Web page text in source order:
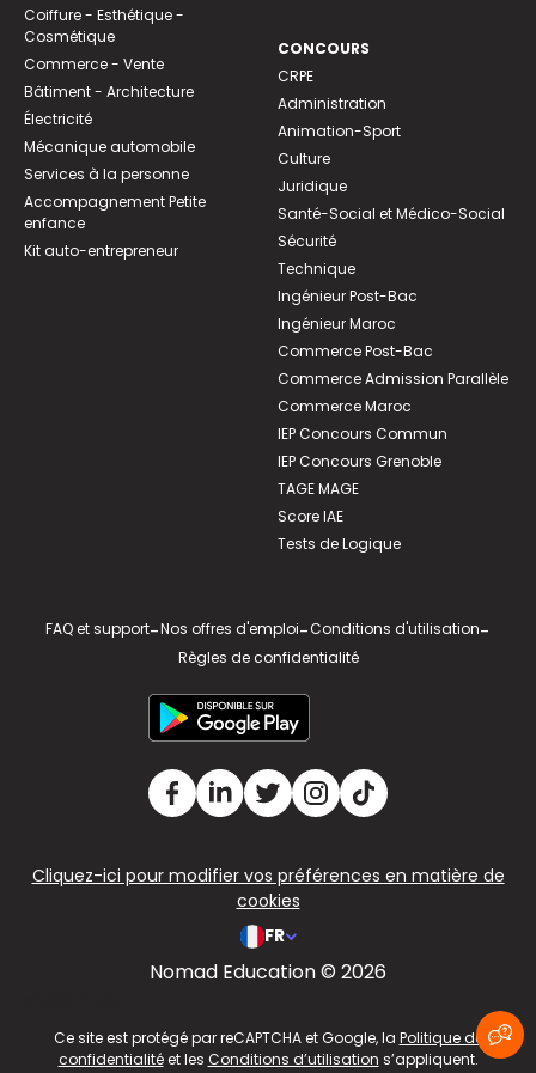
Coiffure - Esthétique -
Cosmétique
Commerce - Vente
Bâtiment - Architecture
Électricité
Mécanique automobile
Services à la personne
Accompagnement Petite
enfance
Kit auto-entrepreneur
CONCOURS
CRPE
Administration
Animation-Sport
Culture
Juridique
Santé-Social et Médico-Social
Sécurité
Technique
Ingénieur Post-Bac
Ingénieur Maroc
Commerce Post-Bac
Commerce Admission Parallèle
Commerce Maroc
IEP Concours Commun
IEP Concours Grenoble
TAGE MAGE
Score IAE
Tests de Logique
FAQ et support-Nos offres d'emploi-Conditions d'utilisation-
Règles de confidentialité
Cliquez-ici pour modifier vos préférences en matière de
cookies
FR
Nomad Education © 2026
Ce site est protégé par reCAPTCHA et Google, la Politique de
confidentialitéet les Conditions d’utilisation s’appliquent.